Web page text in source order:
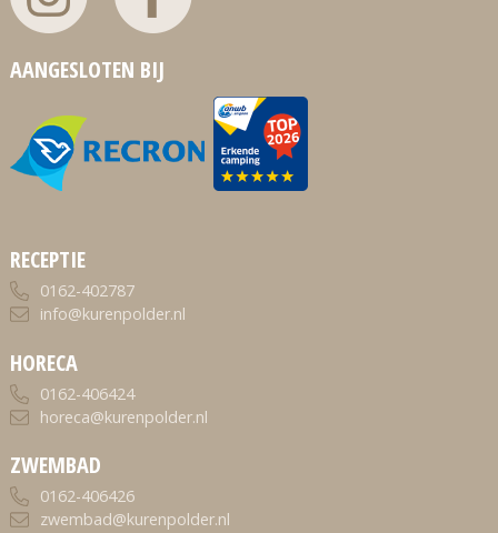
AANGESLOTEN BIJ
RECEPTIE
0162-402787
info@kurenpolder.nl
HORECA
0162-406424
horeca@kurenpolder.nl
ZWEMBAD
0162-406426
zwembad@kurenpolder.nl